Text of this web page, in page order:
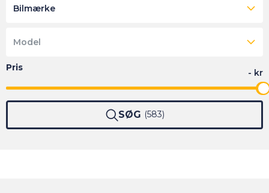
Bilmærke
Model
SØG 583